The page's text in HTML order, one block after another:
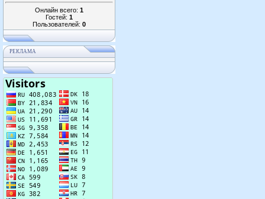
Онлайн всего: 1
Гостей: 1
Пользователей: 0
РЕКЛАМА